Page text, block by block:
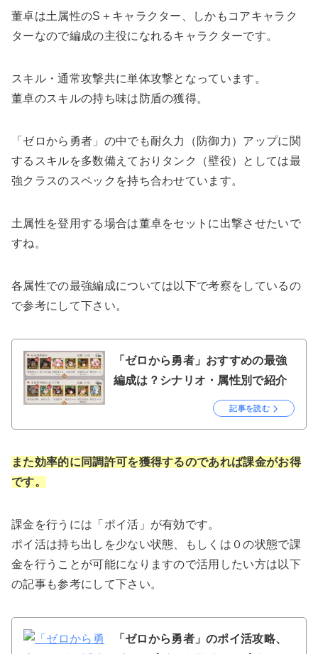
董卓は土属性のS＋キャラクター、しかもコアキャラク
ターなので編成の主役になれるキャラクターです。
スキル・通常攻撃共に単体攻撃となっています。
董卓のスキルの持ち味は防盾の獲得。
「ゼロから勇者」の中でも耐久力（防御力）アップに関
するスキルを多数備えておりタンク（壁役）としては最
強クラスのスペックを持ち合わせています。
土属性を登用する場合は董卓をセットに出撃させたいで
すね。
各属性での最強編成については以下で考察をしているの
で参考にして下さい。
「ゼロから勇者」おすすめの最強
編成は？シナリオ・属性別で紹介
記事を読む
また効率的に同調許可を獲得するのであれば課金がお得
です。
課金を行うには「ポイ活」が有効です。
ポイ活は持ち出しを少ない状態、もしくは０の状態で課
金を行うことが可能になりますので活用したい方は以下
の記事も参考にして下さい。
「ゼロから勇者」のポイ活攻略、